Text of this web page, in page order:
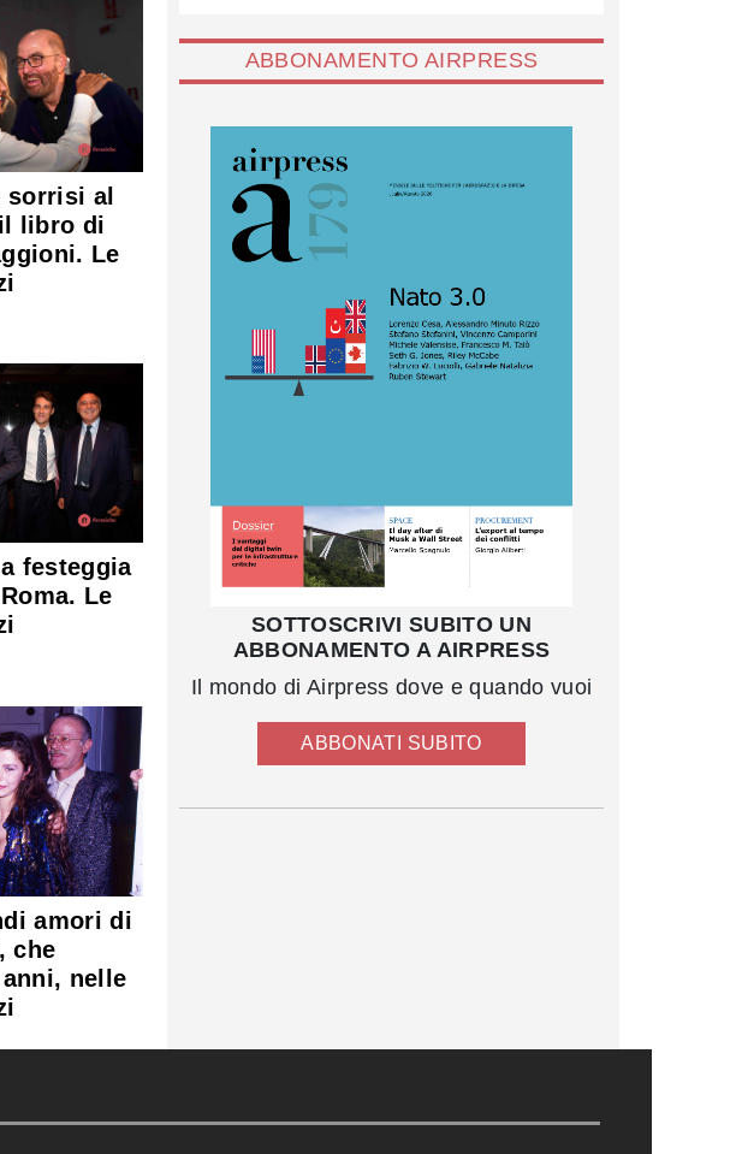
sorrisi al
libro di
Le
festeggia
Le
amori di
che
nelle
ABBONAMENTO AIRPRESS
SOTTOSCRIVI SUBITO UN
ABBONAMENTO A AIRPRESS
Il mondo di Airpress dove e quando vuoi
ABBONATI SUBITO